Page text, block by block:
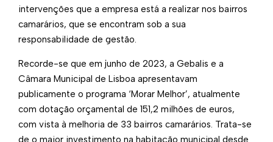
intervenções que a empresa está a realizar nos bairros
camarários, que se encontram sob a sua
responsabilidade de gestão.
Recorde-se que em junho de 2023, a Gebalis e a
Câmara Municipal de Lisboa apresentavam
publicamente o programa ‘Morar Melhor’, atualmente
com dotação orçamental de 151,2 milhões de euros,
com vista à melhoria de 33 bairros camarários. Trata-se
de o maior investimento na habitação municipal desde